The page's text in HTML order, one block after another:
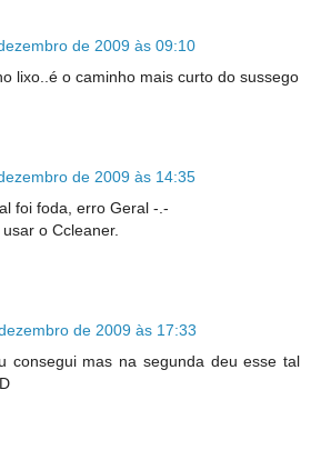
de 2009 às 09:10
lixo..é o caminho mais curto do sussego
de 2009 às 14:35
foi foda, erro Geral -.-
o Ccleaner.
de 2009 às 17:33
consegui mas na segunda deu esse tal